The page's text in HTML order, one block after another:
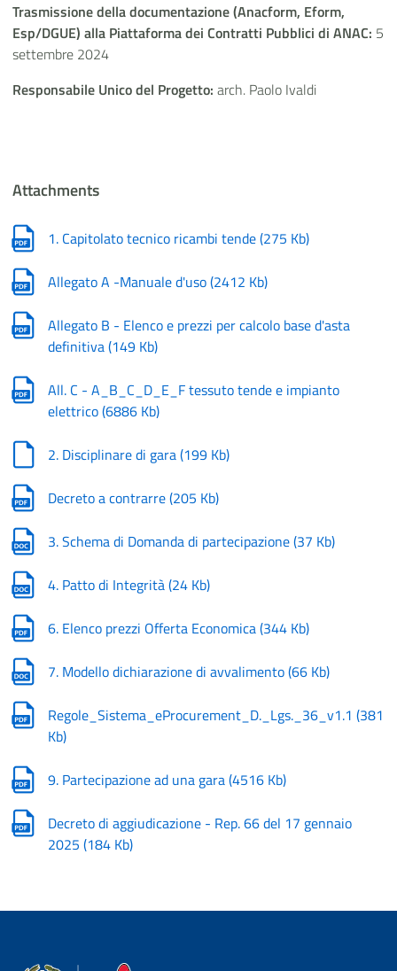
Trasmissione della documentazione (Anacform, Eform,
Esp/DGUE) alla Piattaforma dei Contratti Pubblici di ANAC: 5
settembre 2024
Responsabile Unico del Progetto: arch. Paolo Ivaldi
Attachments
1. Capitolato tecnico ricambi tende(275 Kb)
Allegato A -Manuale d'uso(2412 Kb)
Allegato B - Elenco e prezzi per calcolo base d'asta
definitiva(149 Kb)
All. C - A_B_C_D_E_F tessuto tende e impianto
elettrico(6886 Kb)
2. Disciplinare di gara(199 Kb)
Decreto a contrarre(205 Kb)
3. Schema di Domanda di partecipazione(37 Kb)
4. Patto di Integrità(24 Kb)
6. Elenco prezzi Offerta Economica(344 Kb)
7. Modello dichiarazione di avvalimento(66 Kb)
Regole_Sistema_eProcurement_D._Lgs._36_v1.1 (381
Kb)
9. Partecipazione ad una gara(4516 Kb)
Decreto di aggiudicazione - Rep. 66 del 17 gennaio
2025 (184 Kb)